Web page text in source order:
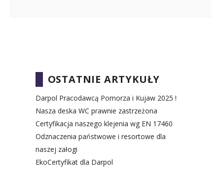
OSTATNIE ARTYKUŁY
Darpol Pracodawcą Pomorza i Kujaw 2025 !
Nasza deska WC prawnie zastrzeżona
Certyfikacja naszego klejenia wg EN 17460
Odznaczenia państwowe i resortowe dla
naszej załogi
EkoCertyfikat dla Darpol